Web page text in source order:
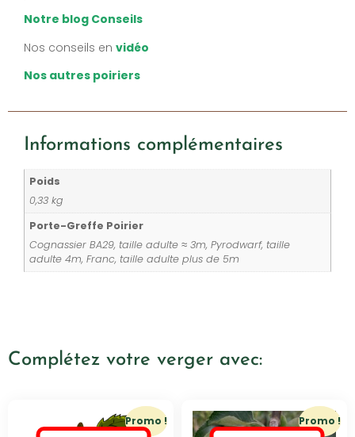
Notre blog Conseils
Nos conseils en vidéo
Nos autres poiriers
Informations complémentaires
Poids
0,33 kg
Porte-Greffe Poirier
Cognassier BA29, taille adulte ≈ 3m, Pyrodwarf, taille
adulte 4m, Franc, taille adulte plus de 5m
Complétez votre verger avec:
Promo ! Promo !